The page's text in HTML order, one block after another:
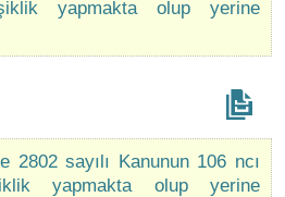
yapmakta olup yerine
2802 sayılı Kanunun 106 ncı
yapmakta olup yerine